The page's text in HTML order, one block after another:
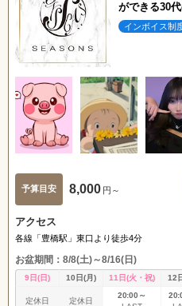
ができる30
インボイス制
予算目安 8,000 円～
アクセス
各線「豊橋駅」東口より徒歩4分
お盆期間：8/8(土)～8/16(日)
9日(日) 10日(月) 11日(火・祝) 12
定休日 定休日
20:00～
甲信越